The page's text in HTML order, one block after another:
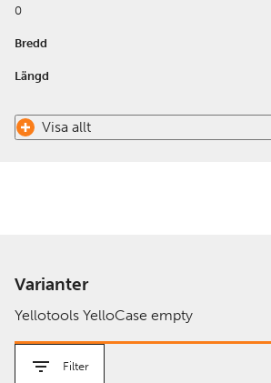
0
Bredd
Längd
Visa allt
Varianter
Yellotools YelloCase empty
Filter